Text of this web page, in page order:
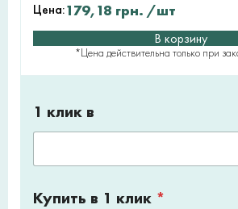
Цена:179,18 грн. /шт
В корзину
*Цена действительна только при
1 клик в
Купить в 1 клик *